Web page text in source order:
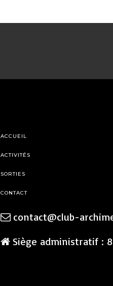
ACCUEIL
ACTIVITÉS
SORTIES
CONTACT
contact@club-
Siège administratif :